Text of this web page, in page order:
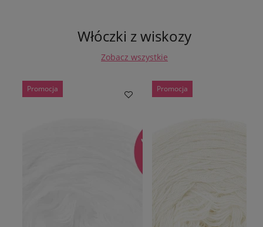
Włóczki z wiskozy
Zobacz wszystkie
Promocja Promocja